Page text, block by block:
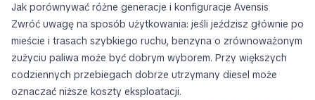
Jak porównywać różne generacje i konfiguracje Avensis
Zwróć uwagę na sposób użytkowania: jeśli jeździsz głównie po
mieście i trasach szybkiego ruchu, benzyna o zrównoważonym
zużyciu paliwa może być dobrym wyborem. Przy większych
codziennych przebiegach dobrze utrzymany diesel może
oznaczać niższe koszty eksploatacji.